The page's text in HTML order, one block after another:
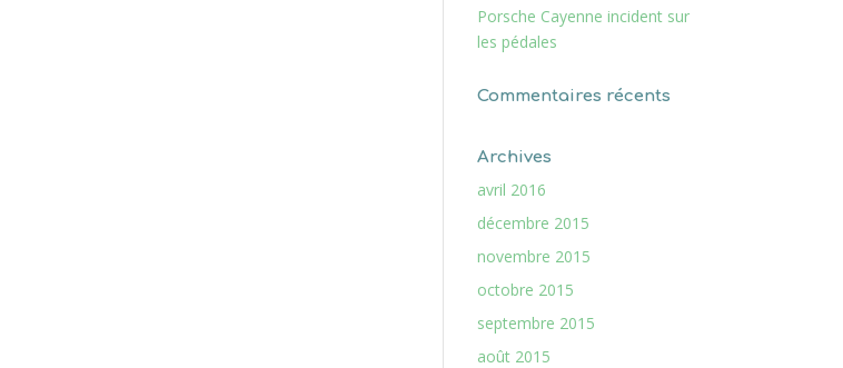
Porsche Cayenne incident sur
les pédales
Commentaires récents
Archives
avril 2016
décembre 2015
novembre 2015
octobre 2015
septembre 2015
août 2015